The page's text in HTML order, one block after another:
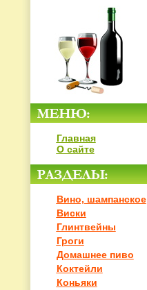
Главная
О сайте
Вино, шампанское
Виски
Глинтвейны
Гроги
Домашнее пиво
Коктейли
Коньяки